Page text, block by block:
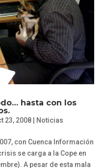
hasta con los
23, 2008| Noticias
con Cuenca Información
se carga a la Cope en
A pesar de esta mala